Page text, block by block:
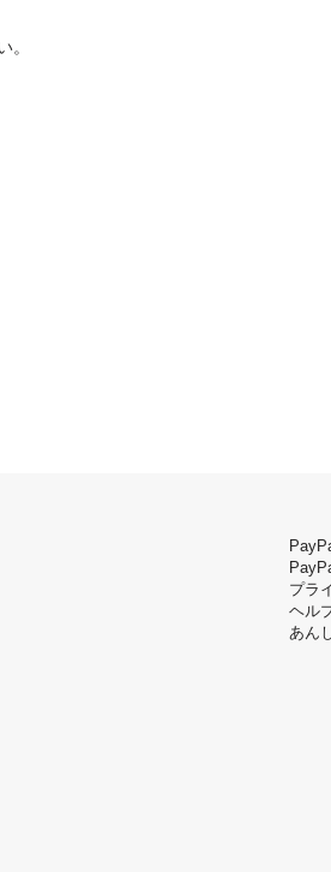
。
プラ
ヘル
あん